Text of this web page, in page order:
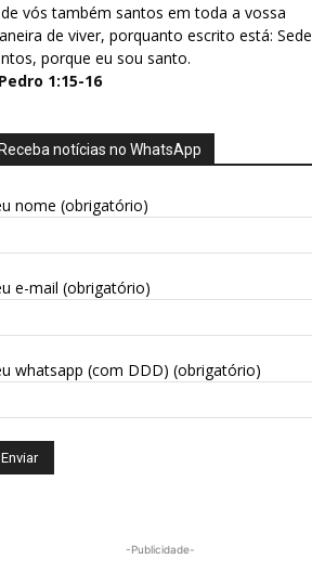
vós também santos em toda a vossa
de viver, porquanto escrito está: Sede
porque eu sou santo.
1:15-16
Receba notícias no WhatsApp
nome (obrigatório)
e-mail (obrigatório)
whatsapp (com DDD) (obrigatório)
-Publicidade-